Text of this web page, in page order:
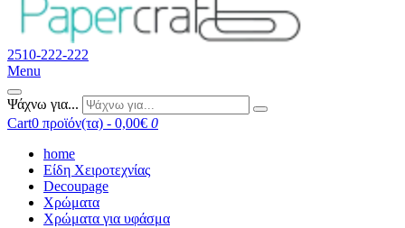
2510-222-222
Menu
Ψάχνω για...
Cart0 προϊόν(τα) - 0,00€ 0
home
Είδη Χειροτεχνίας
Decoupage
Χρώματα
Χρώματα για υφάσμα